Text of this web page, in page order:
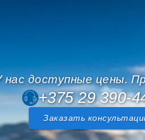
нас доступные цены.
+375 29 390-
Заказать